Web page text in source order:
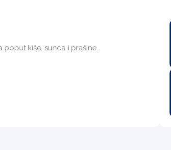
kiše, sunca i prašine.